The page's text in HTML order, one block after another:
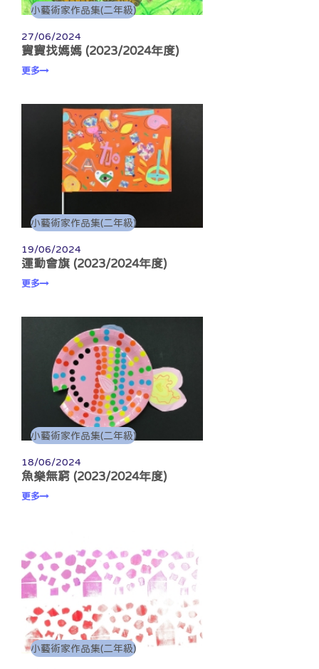
小藝術家作品集(二年級)
27/06/2024
寶寶找媽媽 (2023/2024年度)
更多
小藝術家作品集(二年級)
19/06/2024
運動會旗 (2023/2024年度)
更多
小藝術家作品集(二年級)
18/06/2024
魚樂無窮 (2023/2024年度)
更多
小藝術家作品集(二年級)